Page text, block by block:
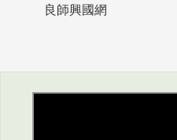
良師興國網